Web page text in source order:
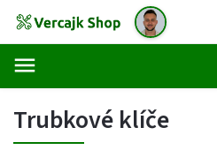
Trubkové klíče